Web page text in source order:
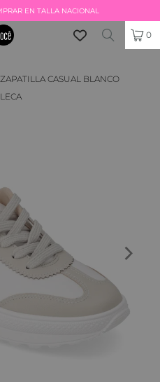
EN TALLA NACIONAL
0
ZAPATILLA CASUAL BLANCO